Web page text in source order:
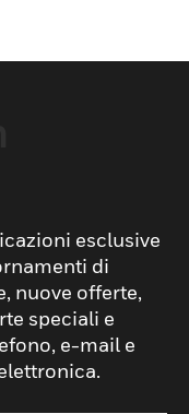
esclusive
di
nuove offerte,
speciali e
e-mail e